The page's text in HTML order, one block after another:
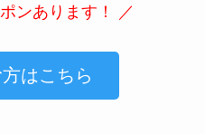
ンあります！ ／
はこちら